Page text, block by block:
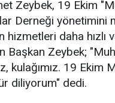
Zeybek, 19 Ekim
Derneği yönetimini
daha hızlı
Zeybek;
kulağımız. 19 Ekim
diliyorum" dedi.